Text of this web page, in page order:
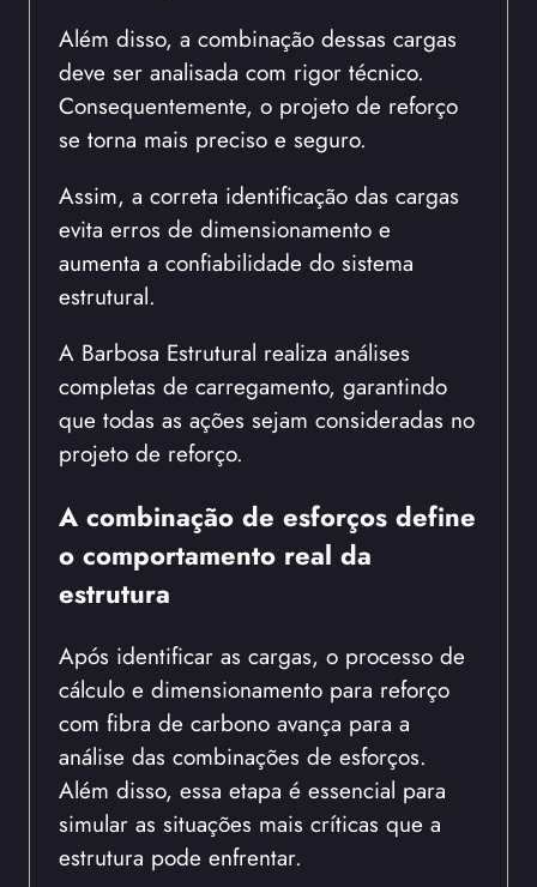
Além disso, a combinação dessas cargas
deve ser analisada com rigor técnico.
Consequentemente, o projeto de reforço
se torna mais preciso e seguro.
Assim, a correta identificação das cargas
evita erros de dimensionamento e
aumenta a confiabilidade do sistema
estrutural.
A Barbosa Estrutural realiza análises
completas de carregamento, garantindo
que todas as ações sejam consideradas no
projeto de reforço.
A combinação de esforços define
o comportamento real da
estrutura
Após identificar as cargas, o processo de
cálculo e dimensionamento para reforço
com fibra de carbono avança para a
análise das combinações de esforços.
Além disso, essa etapa é essencial para
simular as situações mais críticas que a
estrutura pode enfrentar.